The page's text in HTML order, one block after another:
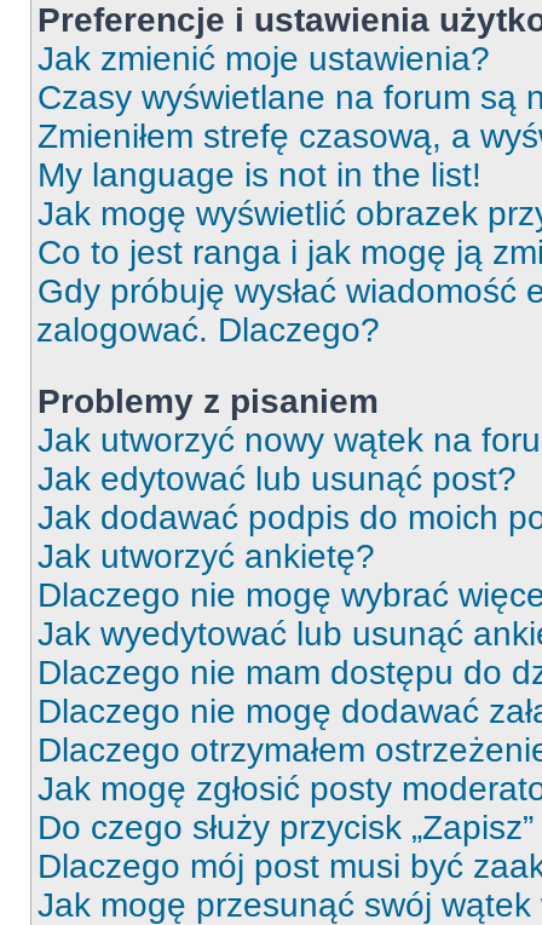
Preferencje i ustawienia
Jak zmienić moje ustawienia?
Czasy wyświetlane na forum są
Zmieniłem strefę czasową, a
My language is not in the list!
Jak mogę wyświetlić obrazek
Co to jest ranga i jak mogę ją
Gdy próbuję wysłać wiadomość
zalogować. Dlaczego?
Problemy z pisaniem
Jak utworzyć nowy wątek na
Jak edytować lub usunąć post?
Jak dodawać podpis do moich
Jak utworzyć ankietę?
Dlaczego nie mogę wybrać
Jak wyedytować lub usunąć
Dlaczego nie mam dostępu do
Dlaczego nie mogę dodawać
Dlaczego otrzymałem
Jak mogę zgłosić posty
Do czego służy przycisk
Dlaczego mój post musi być
Jak mogę przesunąć swój wątek